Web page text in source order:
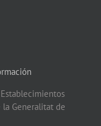
Generalitat de